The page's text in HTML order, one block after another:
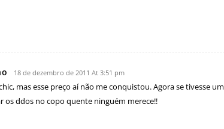
18 de dezembro de 2011 At 3:51 pm
mas esse preço aí não me conquistou. Agora se tivesse
os ddos no copo quente ninguém merece!!